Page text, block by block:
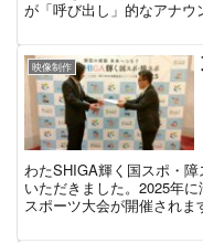
が「呼び出し」的なアナ
映像制作
わたSHIGA輝く国スポ・
いただきました。2025年
スポーツ大会が開催され